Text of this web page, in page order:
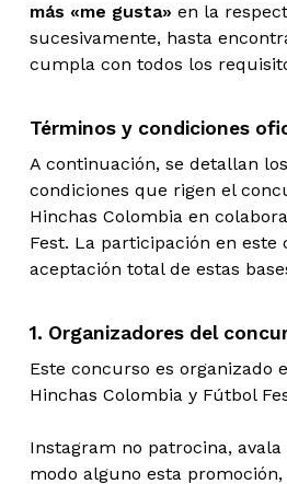
más «me gusta» en la
sucesivamente, hasta
cumpla con todos los
Términos y condiciones
A continuación, se detallan
condiciones que rigen el
Hinchas Colombia en
Fest. La participación en
aceptación total de estas
1. Organizadores del
Este concurso es organizado
Hinchas Colombia y Fútbol
Instagram no patrocina,
modo alguno esta